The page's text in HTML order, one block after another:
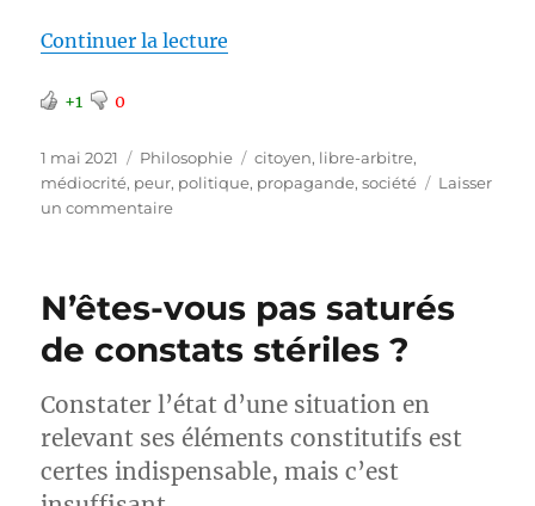
Continuer la lecture
+1 0
Publié
le
1 mai 2021 Catégories
Philosophie Étiquettes
citoyen, libre-arbitre,
médiocrité, peur, politique, propagande,société
Laisser
un commentairesur
vous
peur
N’êtes-vous pas saturés
de constats stériles ?
Constater l’état d’une situation en
relevant ses éléments constitutifs est
certes indispensable, mais c’est